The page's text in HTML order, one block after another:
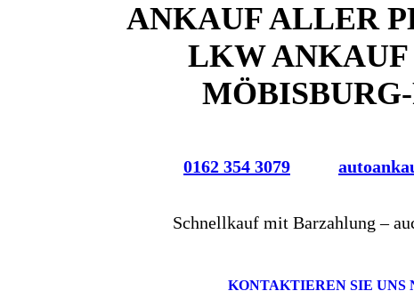
ANKAUF ALLER
LKW ANKAUF
0162 354 3079
Schnellkauf mit Barzahlung –
KONTAKTIEREN SIE UNS